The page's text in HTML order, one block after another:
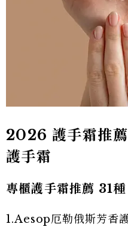
2026 護手霜推
護手霜
專櫃護手霜推薦 31種
1.Aesop厄勒俄斯芳香